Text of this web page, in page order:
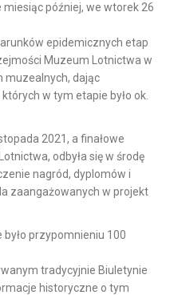
później, we wtorek 26
epidemicznych etap
Muzeum Lotnictwa w
muzealnych, dając
w tym etapie było ok.
2021, a finałowe
odbyła się w środę
nagród, dyplomów i
zaangażowanych w projekt
przypomnieniu 100
tradycyjnie Biuletynie
historyczne o tym